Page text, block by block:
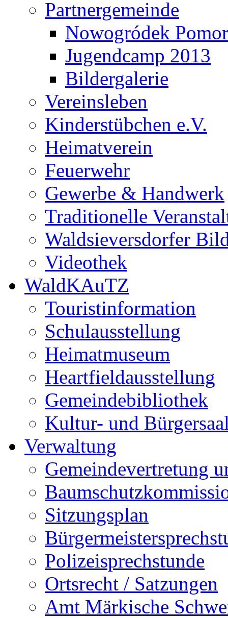
Partnergemeinde
Nowogródek
Jugendcamp 2013
Bildergalerie
Vereinsleben
Kinderstübchen e.V.
Heimatverein
Feuerwehr
Gewerbe & Handwerk
Traditionelle
Waldsieversdorfer
Videothek
WaldKAuTZ
Touristinformation
Schulausstellung
Heimatmuseum
Heartfieldausstellung
Gemeindebibliothek
Kultur- und
Verwaltung
Gemeindevertretung
Sitzungsplan
Polizeisprechstunde
Ortsrecht / Satzungen
Amt Märkische